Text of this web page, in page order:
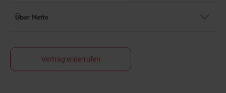
Über Netto
Vertrag widerrufen